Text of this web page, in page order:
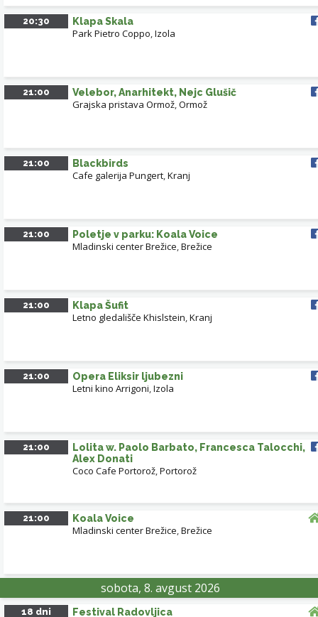
20:30 Klapa Skala
Park Pietro Coppo,Izola
21:00 Velebor, Anarhitekt, Nejc Glušič
Grajska pristava Ormož,Ormož
21:00 Blackbirds
Cafe galerija Pungert,Kranj
21:00 Poletje v parku: Koala Voice
Mladinski center Brežice,Brežice
21:00 Klapa Šufit
Letno gledališče Khislstein,Kranj
21:00 Opera Eliksir ljubezni
Letni kino Arrigoni,Izola
21:00
Lolita w. Paolo Barbato, Francesca Talocchi,
Alex Donati
Coco Cafe Portorož,Portorož
21:00 Koala Voice
Mladinski center Brežice,Brežice
sobota, 8. avgust 2026
18 dni Festival Radovljica